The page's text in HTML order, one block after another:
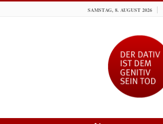
SAMSTAG, 8. AUGUST 2026